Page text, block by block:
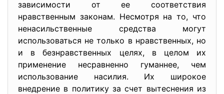
зависимости от ее соответствия
нравственным законам. Несмотря на то, что
ненасильственные средства могут
использоваться не только в нравственных, но
и в безнравственных целях, в целом их
применение несравненно гуманнее, чем
использование насилия. Их широкое
внедрение в политику за счет вытеснения из